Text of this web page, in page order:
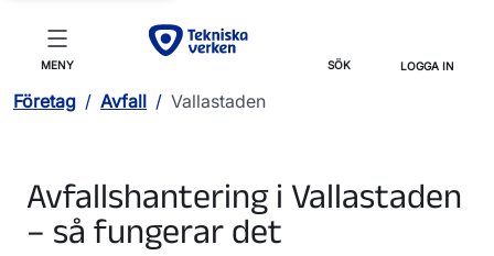
MENY SÖK LOGGA IN
Företag / Avfall / Vallastaden
Avfallshantering i Vallastaden
– så fungerar det